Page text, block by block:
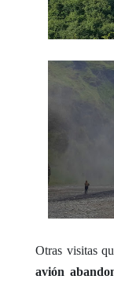
Otras visitas
avión